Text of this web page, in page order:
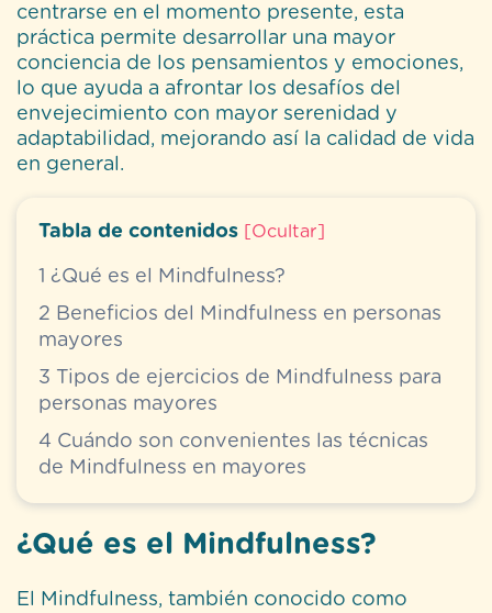
centrarse en el momento presente, esta
práctica permite desarrollar una mayor
conciencia de los pensamientos y emociones,
lo que ayuda a afrontar los desafíos del
envejecimiento con mayor serenidad y
adaptabilidad, mejorando así la calidad de vida
en general.
Tabla de contenidos Ocultar
1 ¿Qué es el Mindfulness?
2 Beneficios del Mindfulness en personas
mayores
3 Tipos de ejercicios de Mindfulness para
personas mayores
4 Cuándo son convenientes las técnicas
de Mindfulness en mayores
¿Qué es el Mindfulness?
El Mindfulness, también conocido como